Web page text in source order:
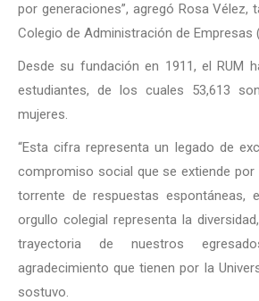
por generaciones”, agregó Rosa Vélez,
Colegio de Administración de Empresas
Desde su fundación en 1911, el RUM
estudiantes, de los cuales 53,613
mujeres.
“Esta cifra representa un legado de
compromiso social que se extiende por
torrente de respuestas espontáneas,
orgullo colegial representa la
trayectoria de nuestros
agradecimiento que tienen por la
sostuvo.